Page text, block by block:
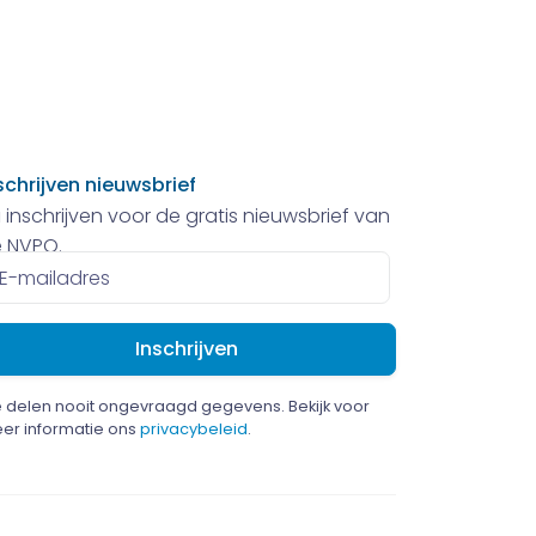
nieuwsbrief
inschrijven voor de gratis nieuwsbrief van
delen nooit ongevraagd gegevens. Bekijk voor
informatie ons privacybeleid.